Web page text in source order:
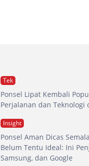
Tek
Ponsel Lipat Kembali
Perjalanan dan Teknologi
Insight
Ponsel Aman Dicas
Belum Tentu Ideal: Ini
Samsung, dan Google